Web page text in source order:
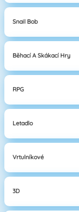
Snail Bob
Běhací A Skákací Hry
RPG
Letadlo
Vrtulníkové
3D